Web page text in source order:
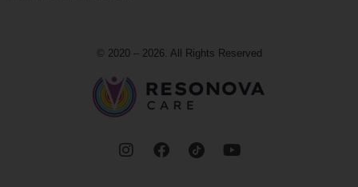
© 2020 – 2026. All Rights Reserved